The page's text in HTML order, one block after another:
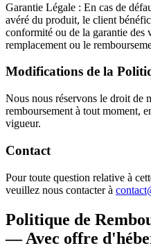
Garantie Légale : En cas de
avéré du produit, le client
conformité ou de la garantie des
remplacement ou le
Modifications de la
Nous nous réservons le droit de
remboursement à tout moment,
vigueur.
Contact
Pour toute question relative à
veuillez nous contacter à
Politique de
— Avec offre